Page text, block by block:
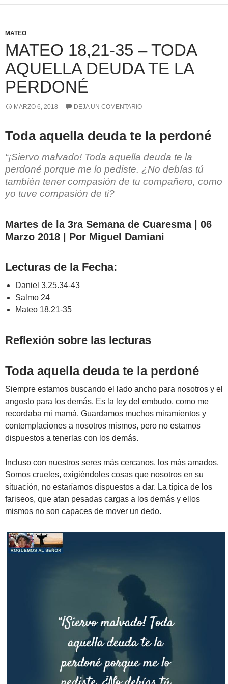
MATEO
MATEO 18,21-35 – TODA
AQUELLA DEUDA TE LA
PERDONÉ
MARZO 6, 2018 DEJA UN COMENTARIO
Toda aquella deuda te la perdoné
“¡Siervo malvado! Toda aquella deuda te la
perdoné porque me lo pediste. ¿No debías tú
también tener compasión de tu compañero, como
yo tuve compasión de ti?
Martes de la 3ra Semana de Cuaresma | 06
Marzo 2018 | Por Miguel Damiani
Lecturas de la Fecha:
Daniel 3,25.34-43
Salmo 24
Mateo 18,21-35
Reflexión sobre las lecturas
Toda aquella deuda te la perdoné
Siempre estamos buscando el lado ancho para nosotros y el
angosto para los demás. Es la ley del embudo, como me
recordaba mi mamá. Guardamos muchos miramientos y
contemplaciones a nosotros mismos, pero no estamos
dispuestos a tenerlas con los demás.
Incluso con nuestros seres más cercanos, los más amados.
Somos crueles, exigiéndoles cosas que nosotros en su
situación, no estaríamos dispuestos a dar. La típica de los
fariseos, que atan pesadas cargas a los demás y ellos
mismos no son capaces de mover un dedo.